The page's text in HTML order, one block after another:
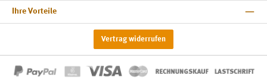
Ihre Vorteile
Vertrag widerrufen